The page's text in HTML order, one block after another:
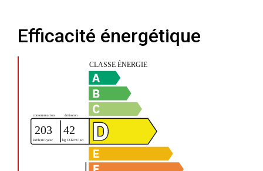
Efficacité énergétique